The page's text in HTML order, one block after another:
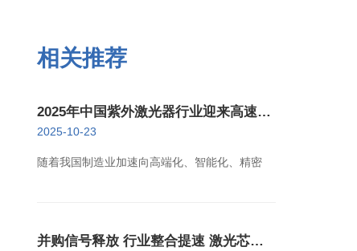
相关推荐
2025年中国紫外激光器行业迎来高速增
长新阶段
2025-10-23
随着我国制造业加速向高端化、智能化、精密
并购信号释放 行业整合提速 激光芯片